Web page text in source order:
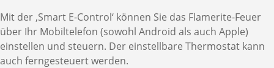
Mit der ‚Smart E-Control‘ können Sie das Flamerite-Feuer
über Ihr Mobiltelefon (sowohl Android als auch Apple)
einstellen und steuern. Der einstellbare Thermostat kann
auch ferngesteuert werden.